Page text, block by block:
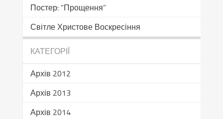
Постер: “Прощення”
Світле Христове Воскресіння
КАТЕГОРІЇ
Архів 2012
Архів 2013
Архів 2014